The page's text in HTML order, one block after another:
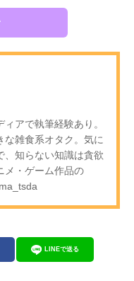
アで執筆経験あり。
な雑食系オタク。気に
、知らない知識は貪欲
メ・ゲーム作品の
LINEで送る